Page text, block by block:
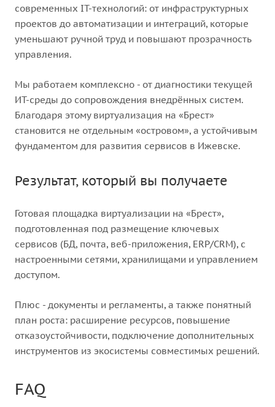
современных IT-технологий: от инфраструктурных
проектов до автоматизации и интеграций, которые
уменьшают ручной труд и повышают прозрачность
управления.
Мы работаем комплексно - от диагностики текущей
ИТ-среды до сопровождения внедрённых систем.
Благодаря этому виртуализация на «Брест»
становится не отдельным «островом», а устойчивым
фундаментом для развития сервисов в Ижевске.
Результат, который вы получаете
Готовая площадка виртуализации на «Брест»,
подготовленная под размещение ключевых
сервисов (БД, почта, веб-приложения, ERP/CRM), с
настроенными сетями, хранилищами и управлением
доступом.
Плюс - документы и регламенты, а также понятный
план роста: расширение ресурсов, повышение
отказоустойчивости, подключение дополнительных
инструментов из экосистемы совместимых решений.
FAQ